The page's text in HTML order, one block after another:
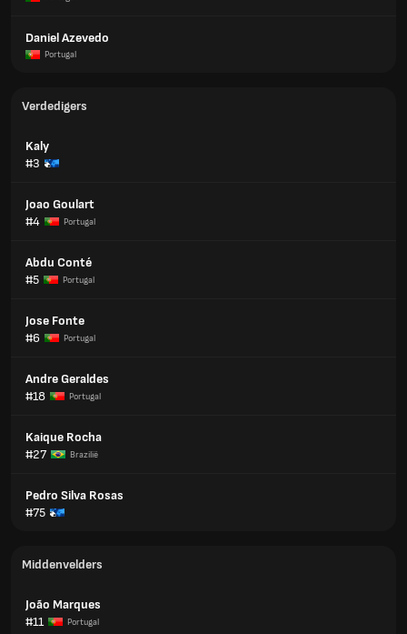
Daniel Azevedo
Portugal
Verdedigers
Kaly
#3
Joao Goulart
#4
Portugal
Abdu Conté
#5
Portugal
Jose Fonte
#6
Portugal
Andre Geraldes
#18
Portugal
Kaique Rocha
#27
Brazilië
Pedro Silva Rosas
#75
Middenvelders
João Marques
#11
Portugal